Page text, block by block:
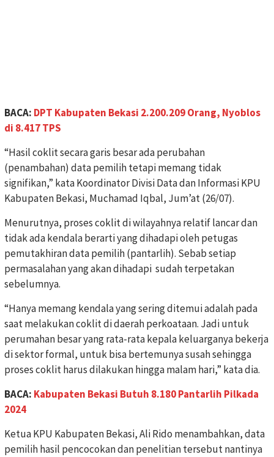
BACA: DPT Kabupaten Bekasi 2.200.209 Orang, Nyoblos
di 8.417 TPS
“Hasil coklit secara garis besar ada perubahan
(penambahan) data pemilih tetapi memang tidak
signifikan,” kata Koordinator Divisi Data dan Informasi KPU
Kabupaten Bekasi, Muchamad Iqbal, Jum’at (26/07).
Menurutnya, proses coklit di wilayahnya relatif lancar dan
tidak ada kendala berarti yang dihadapi oleh petugas
pemutakhiran data pemilih (pantarlih). Sebab setiap
permasalahan yang akan dihadapi sudah terpetakan
sebelumnya.
“Hanya memang kendala yang sering ditemui adalah pada
saat melakukan coklit di daerah perkoataan. Jadi untuk
perumahan besar yang rata-rata kepala keluarganya bekerja
di sektor formal, untuk bisa bertemunya susah sehingga
proses coklit harus dilakukan hingga malam hari,” kata dia.
BACA: Kabupaten Bekasi Butuh 8.180 Pantarlih Pilkada
2024
Ketua KPU Kabupaten Bekasi, Ali Rido menambahkan, data
pemilih hasil pencocokan dan penelitian tersebut nantinya